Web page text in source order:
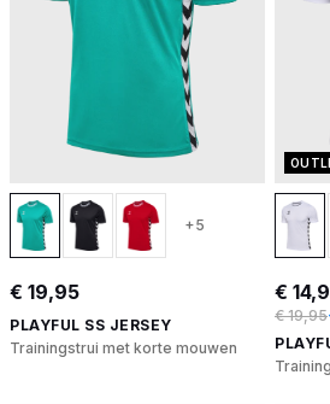
+5
€ 19,95
PLAYFUL SS JERSEY
Trainingstrui met korte mouwen
€
€ 19,95